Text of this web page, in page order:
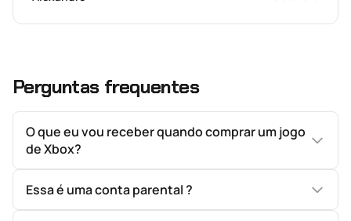
Perguntas frequentes
O que eu vou receber quando comprar um jogo
de Xbox?
Essa é uma conta parental ?